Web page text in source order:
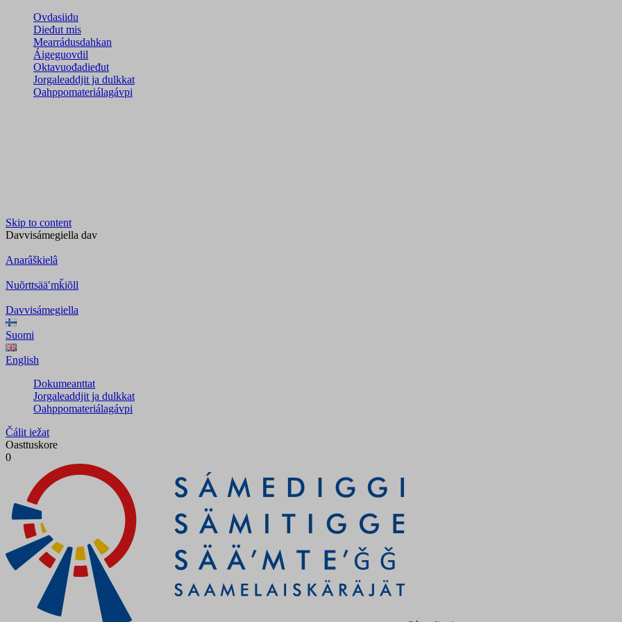
Ovdasiidu
Dieđut mis
Mearrádusdahkan
Áigeguovdil
Oktavuođadieđut
Jorgaleaddjit ja dulkkat
Oahppomateriálagávpi
Skip to content
Davvisámegiella dav
Anarâškielâ
Nuõrttsääʹmǩiõll
Davvisámegiella
Suomi
English
Dokumeanttat
Jorgaleaddjit ja dulkkat
Oahppomateriálagávpi
Čálit iežat
Oasttuskore
0